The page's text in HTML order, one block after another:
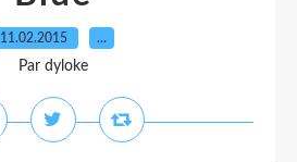
11.02.2015 …
Par dyloke